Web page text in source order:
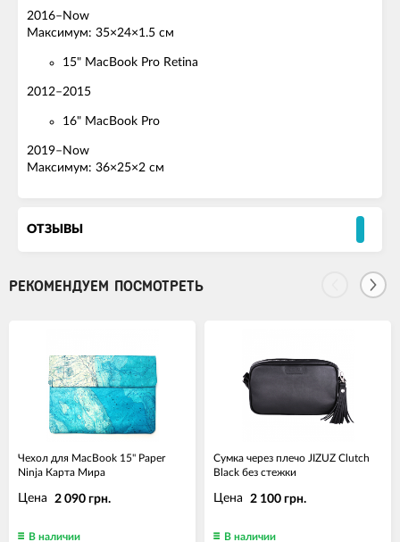
2016–Now
Максимум: 35×24×1.5 см
15" MacBook Pro Retina
2012–2015
16" MacBook Pro
2019–Now
Максимум: 36×25×2 см
ОТЗЫВЫ
РЕКОМЕНДУЕМ ПОСМОТРЕТЬ
Чехол для MacBook 15" Paper
Ninja Карта Мира
Цена 2 090 грн.
В наличии
Сумка через плечо JIZUZ Clutch
Black без стежки
Цена 2 100 грн.
В наличии